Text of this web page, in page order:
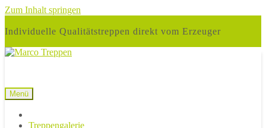
Zum Inhalt springen
Individuelle Qualitätstreppen direkt vom Erzeuger
Menü
Treppengalerie